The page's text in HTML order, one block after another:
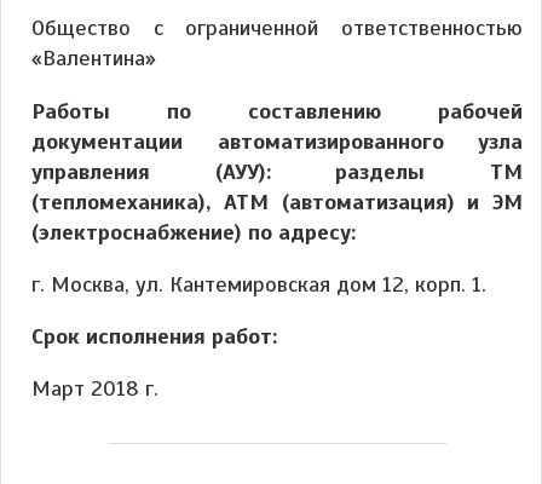
Общество с ограниченной ответственностью
«Валентина»
Работы по составлению рабочей
документации автоматизированного узла
управления (АУУ): разделы ТМ
(тепломеханика), АТМ (автоматизация) и ЭМ
(электроснабжение) по адресу:
г. Москва, ул. Кантемировская дом 12, корп. 1.
Срок исполнения работ:
Март 2018 г.